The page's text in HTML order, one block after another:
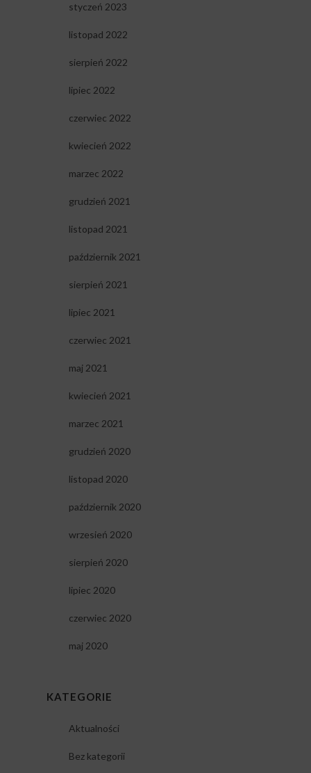
styczeń 2023
listopad 2022
sierpień 2022
lipiec 2022
czerwiec 2022
kwiecień 2022
marzec 2022
grudzień 2021
listopad 2021
październik 2021
sierpień 2021
lipiec 2021
czerwiec 2021
maj 2021
kwiecień 2021
marzec 2021
grudzień 2020
listopad 2020
październik 2020
wrzesień 2020
sierpień 2020
lipiec 2020
czerwiec 2020
maj 2020
KATEGORIE
Aktualności
Bez kategorii